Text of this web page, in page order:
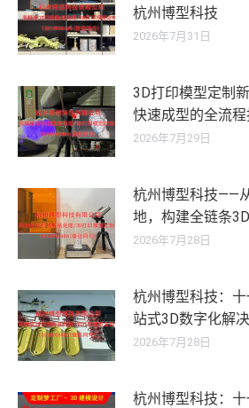
杭州博型科技
2026年7月31日
3D打印模型定制
快速成型的全流
2026年7月29日
杭州博型科技——
地，构建全链条
2026年7月28日
杭州博型科技：
站式3D数字化解
2026年7月28日
杭州博型科技：